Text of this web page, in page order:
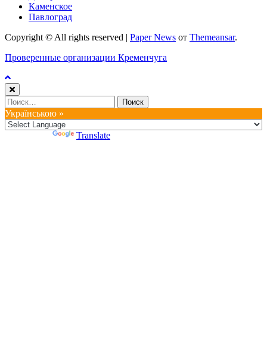
Каменское
Павлоград
Copyright © All rights reserved | Paper News от Themeansar.
Проверенные организации Кременчуга
Найти:
Українською »
Translate